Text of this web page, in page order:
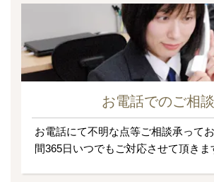
お電話でのご相談
お電話にて不明な点等ご相談承って
間365日いつでもご対応させて頂きま